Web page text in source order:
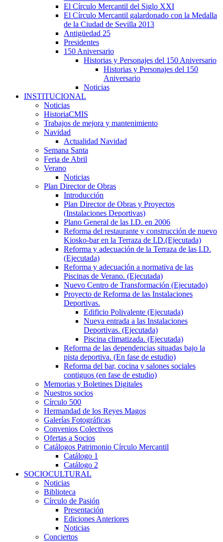
El Círculo Mercantil del Siglo XXI
El Círculo Mercantil galardonado con la Medalla
de la Ciudad de Sevilla 2013
Antigüedad 25
Presidentes
150 Aniversario
Historias y Personajes del 150 Aniversario
Historias y Personajes del 150
Aniversario
Noticias
INSTITUCIONAL
Noticias
HistoriaCMIS
Trabajos de mejora y mantenimiento
Navidad
Actualidad Navidad
Semana Santa
Feria de Abril
Verano
Noticias
Plan Director de Obras
Introducción
Plan Director de Obras y Proyectos
(Instalaciones Deportivas)
Plano General de las I.D. en 2006
Reforma del restaurante y construcción de nuevo
Kiosko-bar en la Terraza de I.D.(Ejecutada)
Reforma y adecuación de la Terraza de las I.D.
(Ejecutada)
Reforma y adecuación a normativa de las
Piscinas de Verano. (Ejecutada)
Nuevo Centro de Transformación (Ejecutado)
Proyecto de Reforma de las Instalaciones
Deportivas.
Edificio Polivalente (Ejecutada)
Nueva entrada a las Instalaciones
Deportivas. (Ejecutada)
Piscina climatizada. (Ejecutada)
Reforma de las dependencias situadas bajo la
pista deportiva. (En fase de estudio)
Reforma del bar, cocina y salones sociales
contiguos (en fase de estudio)
Memorias y Boletines Digitales
Nuestros socios
Círculo 500
Hermandad de los Reyes Magos
Galerías Fotográficas
Convenios Colectivos
Ofertas a Socios
Catálogos Patrimonio Círculo Mercantil
Catálogo 1
Catálogo 2
SOCIOCULTURAL
Noticias
Biblioteca
Círculo de Pasión
Presentación
Ediciones Anteriores
Noticias
Conciertos